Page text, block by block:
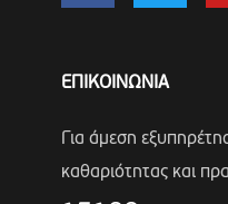
ΕΠΙΚΟΙΝΩΝΙΑ
Για άμεση
καθαριότητας και